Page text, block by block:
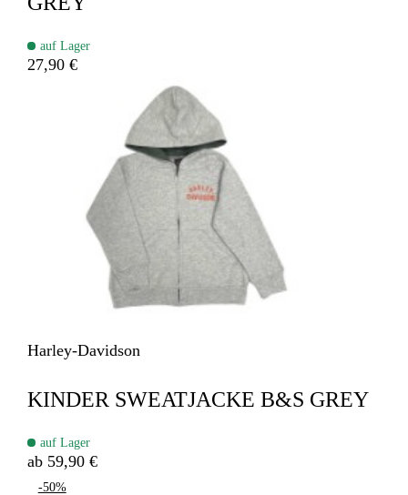
auf Lager
27,90 €
Harley-Davidson
KINDER SWEATJACKE B&S GREY
auf Lager
ab 59,90 €
-50%